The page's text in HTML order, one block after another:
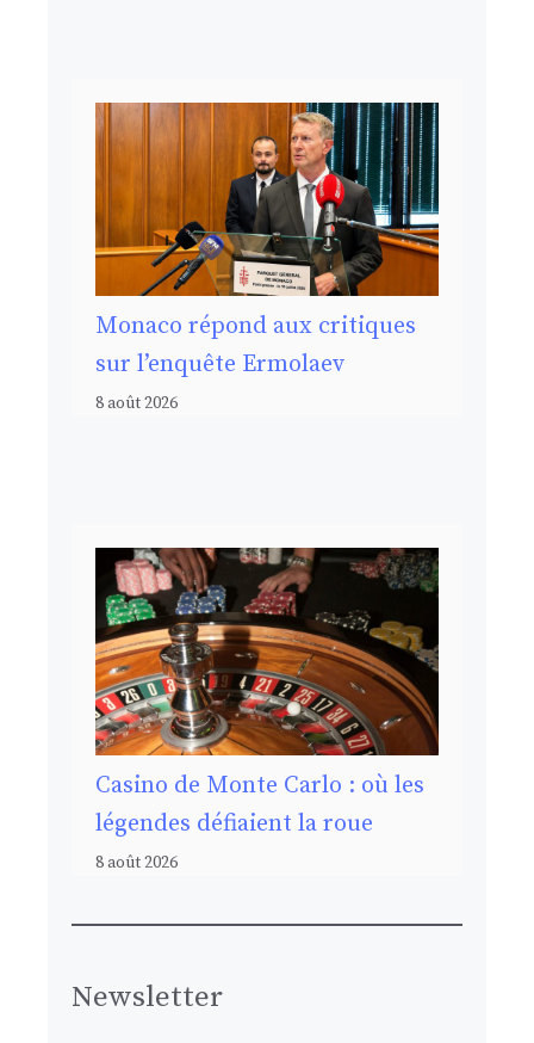
Monaco répond aux critiques
sur l’enquête Ermolaev
8 août 2026
Casino de Monte Carlo : où les
légendes défiaient la roue
8 août 2026
Newsletter